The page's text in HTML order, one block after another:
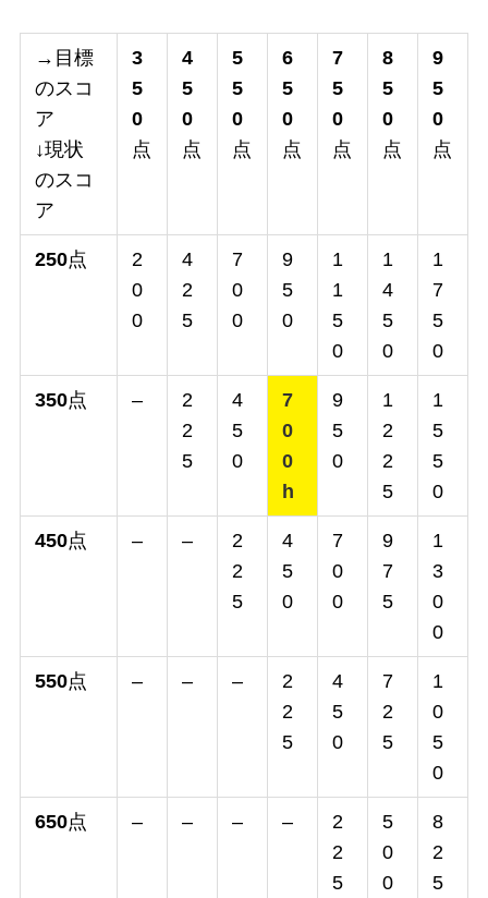
→目標
のスコ
ア
↓現状
のスコ
ア
3
5
0
点
4
5
0
点
5
5
0
点
6
5
0
点
7
5
0
点
8
5
0
点
9
5
0
点
250点
2
0
0
4
2
5
7
0
0
9
5
0
1
1
5
0
1
4
5
0
1
7
5
0
350点 –
2
2
5
4
5
0
7
0
0
h
9
5
0
1
2
2
5
1
5
5
0
450点 – –
2
2
5
4
5
0
7
0
0
9
7
5
1
3
0
0
550点 – – –
2
2
5
4
5
0
7
2
5
1
0
5
0
650点 – – – –
2
2
5
5
0
0
8
2
5